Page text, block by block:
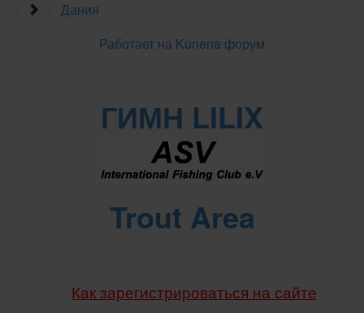
Дания
Работает на Kunena форум
ГИМН LILIX
Trout Area
Как зарегистрироваться на сайте